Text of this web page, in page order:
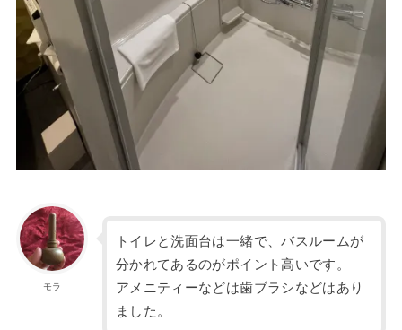
モラ
トイレと洗面台は一緒で、バスルームが
分かれてあるのがポイント高いです。
アメニティーなどは歯ブラシなどはあり
ました。